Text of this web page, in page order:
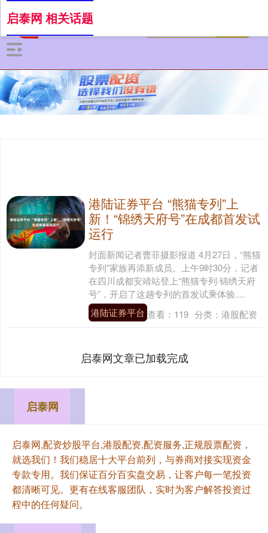
启泰网 相关话题
港陆证券平台 “熊猫专列”上
新！“锦绣天府号”在成都首发试
运行
封面新闻记者曹菲摄影报道 4月27日，“熊猫
专列”家族再添新成员。上午9时30分，记者
在四川成都安靖站登上“熊猫专列·锦绣天府
号”，开启了这趟专列的首发试乘体验....
港陆证券平台 查看： 119 分类： 港股配资
启泰网文章已加载完成
启泰网
启泰网,配资炒股平台,港股配资,配资服务,正规股票配资，
就选我们！我们稳居十大平台前列，与券商对接实现资金
专款专用。我们保证百分百实盘交易，让客户每一笔投资
都清晰可见。更有在线客服团队，实时为客户解答投资过
程中的任何疑问。